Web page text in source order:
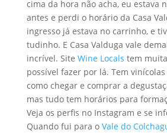
cima da hora não acha, eu estava
antes e perdi o horário da Casa
ingresso já estava no carrinho, e
tudinho. E Casa Valduga vale
incrível. Site Wine Locals tem
possível fazer por lá. Tem
como chegar e comprar a
mas tudo tem horários para
Veja os perfis no Instagram e se
Quando fui para o Vale do